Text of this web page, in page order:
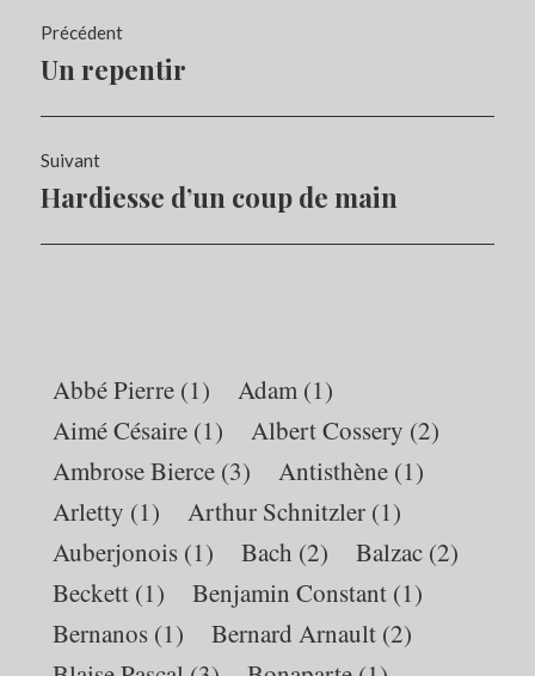
Navigation
de
l’article
Précédent
Article
Un repentir
Suivant
Article
Hardiesse d’un coup de main
Abbé Pierre (1) Adam (1)
Aimé Césaire (1) Albert Cossery (2)
Ambrose Bierce (3) Antisthène (1)
Arletty (1) Arthur Schnitzler (1)
Auberjonois (1) Bach (2) Balzac (2)
Beckett (1) Benjamin Constant (1)
Bernanos (1) Bernard Arnault (2)